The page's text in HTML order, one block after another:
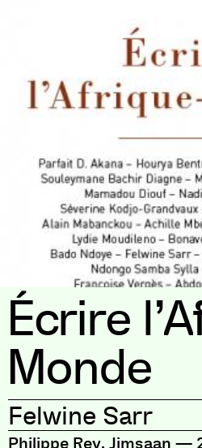
Écrire
Monde
Felwine Sarr
Philippe Rey, Jimsaan —